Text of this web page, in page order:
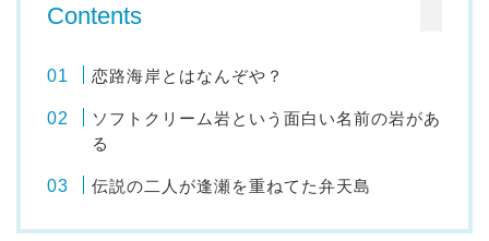
Contents
恋路海岸とはなんぞや？
ソフトクリーム岩という面白い名前の岩があ
る
伝説の二人が逢瀬を重ねてた弁天島